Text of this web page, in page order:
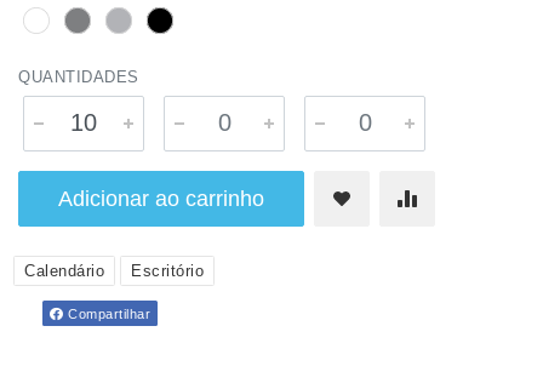
QUANTIDADES
Adicionar ao carrinho
Calendário Escritório
Compartilhar